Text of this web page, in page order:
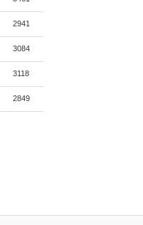
2941
3084
3118
2849